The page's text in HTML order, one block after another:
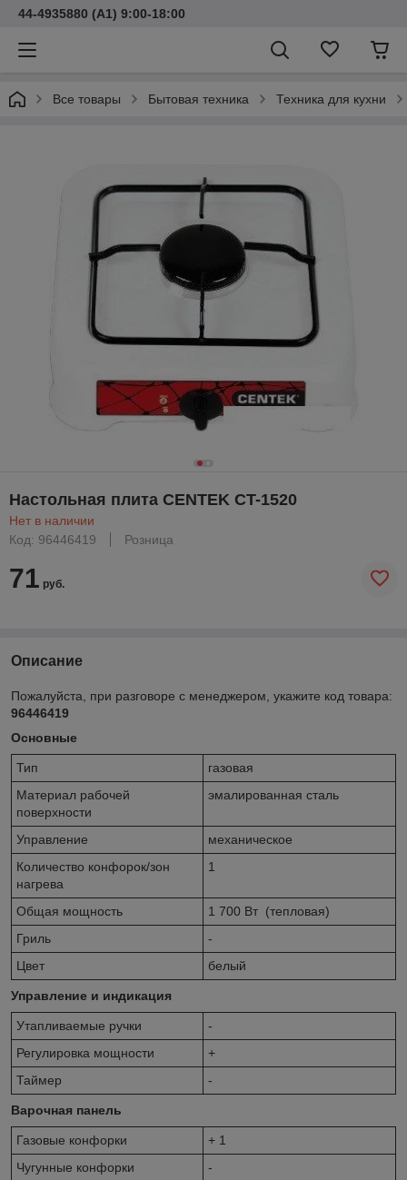
44-4935880 (A1) 9:00-18:00
Все товары Бытовая техника Техника для кухни
Настольная плита CENTEK CT-1520
Нет в наличии
Код: 96446419
Розница
71 руб.
Описание
Пожалуйста, при разговоре с менеджером, укажите код товара:
96446419
Основные
Тип
газовая
Материал рабочей
поверхности
эмалированная сталь
Управление
механическое
Количество конфорок/зон
нагрева
1
Общая мощность
1 700 Вт (тепловая)
Гриль
-
Цвет
белый
Управление и индикация
Утапливаемые ручки
-
Регулировка мощности
+
Таймер
-
Варочная панель
Газовые конфорки
+ 1
Чугунные конфорки
-